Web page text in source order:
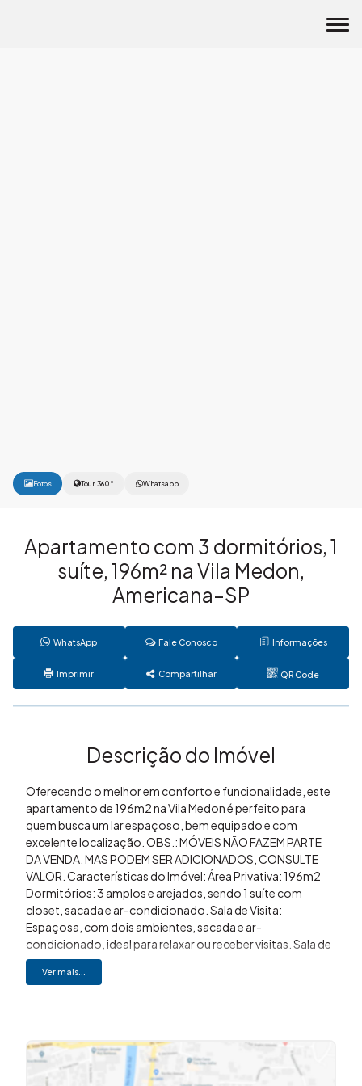
Fotos Tour 360° Whatsapp
Apartamento com 3 dormitórios, 1
suíte, 196m² na Vila Medon,
Americana–SP
WhatsApp Fale Conosco Informações
Imprimir Compartilhar QR Code
Descrição do Imóvel
Oferecendo o melhor em conforto e funcionalidade, este
apartamento de 196m2 na Vila Medon é perfeito para
quem busca um lar espaçoso, bem equipado e com
excelente localização. OBS.: MÓVEIS NÃO FAZEM PARTE
DA VENDA, MAS PODEM SER ADICIONADOS, CONSULTE
VALOR. Características do Imóvel: Área Privativa: 196m2
Dormitórios: 3 amplos e arejados, sendo 1 suíte com
closet, sacada e ar-condicionado. Sala de Visita:
Espaçosa, com dois ambientes, sacada e ar-
condicionado, ideal para relaxar ou receber visitas. Sala de
Jantar: Aconchegante e integrada aos demais ambientes.
Cozinha: Completa, equipada com armários planejados
quarto pequeno para maior funcionalidade. Vagas de
garagem: 2 no subsolo, paralelas, com depósito individual
para armazenamento. Destaques Adicionais: Ar-
Ver mais...